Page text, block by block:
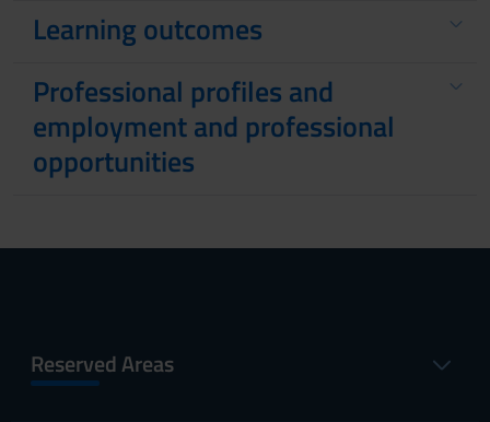
Learning outcomes
Professional profiles and
employment and professional
opportunities
Reserved Areas